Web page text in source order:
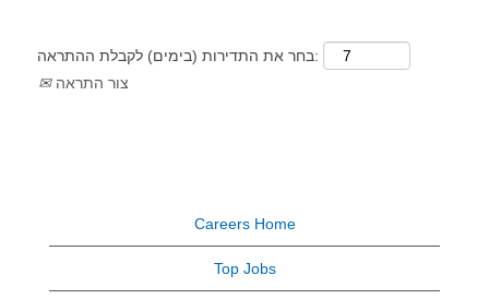
בחר את התדירות (בימים) לקבלת ההתראה:
צור התראה
Careers Home
Top Jobs